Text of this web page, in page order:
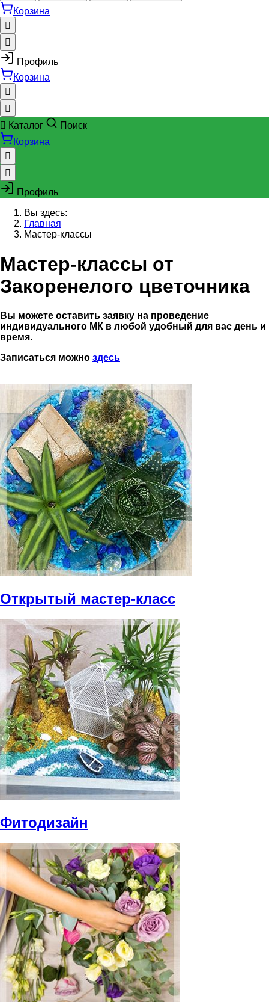
Корзина
Профиль
Корзина
Каталог
Поиск
Корзина
Профиль
Вы здесь:
Главная
Мастер-классы
Мастер-классы от
Закоренелого цветочника
Вы можете оставить заявку на проведение
индивидуального МК в любой удобный для вас день и
время.
Записаться можно здесь
Открытый мастер-класс
Фитодизайн